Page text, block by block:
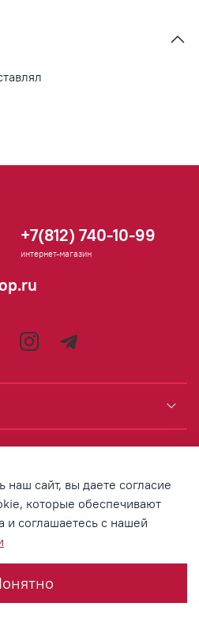
+7(812) 740-10-99
интернет-магазин
контента без письменного
сайт, вы даете согласие
которые обеспечивают
и соглашаетесь с нашей